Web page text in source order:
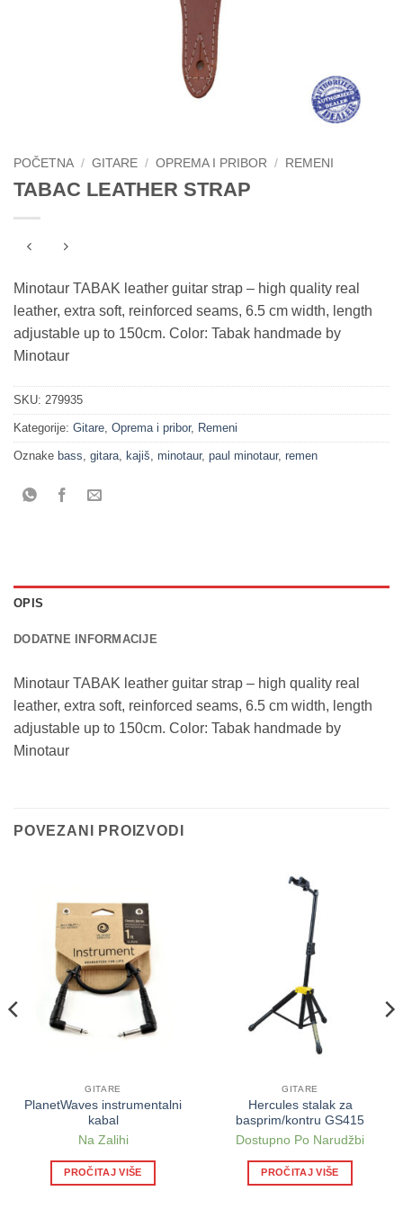
POČETNA / GITARE / OPREMA I PRIBOR / REMENI
TABAC LEATHER STRAP
Minotaur TABAK leather guitar strap – high quality real
leather, extra soft, reinforced seams, 6.5 cm width, length
adjustable up to 150cm. Color: Tabak handmade by
Minotaur
SKU: 279935
Kategorije: Gitare Oprema i pribor, Remeni
Oznake bass gitara kajiš minotaur, paul minotaur, remen
OPIS
DODATNE INFORMACIJE
Minotaur TABAK leather guitar strap – high quality real
leather, extra soft, reinforced seams, 6.5 cm width, length
adjustable up to 150cm. Color: Tabak handmade by
Minotaur
POVEZANI PROIZVODI
GITARE
PlanetWaves instrumentalni
kabal
Na Zalihi
PROČITAJ VIŠE
GITARE
Hercules stalak za
basprim/kontru GS415
Dostupno Po Narudžbi
PROČITAJ VIŠE